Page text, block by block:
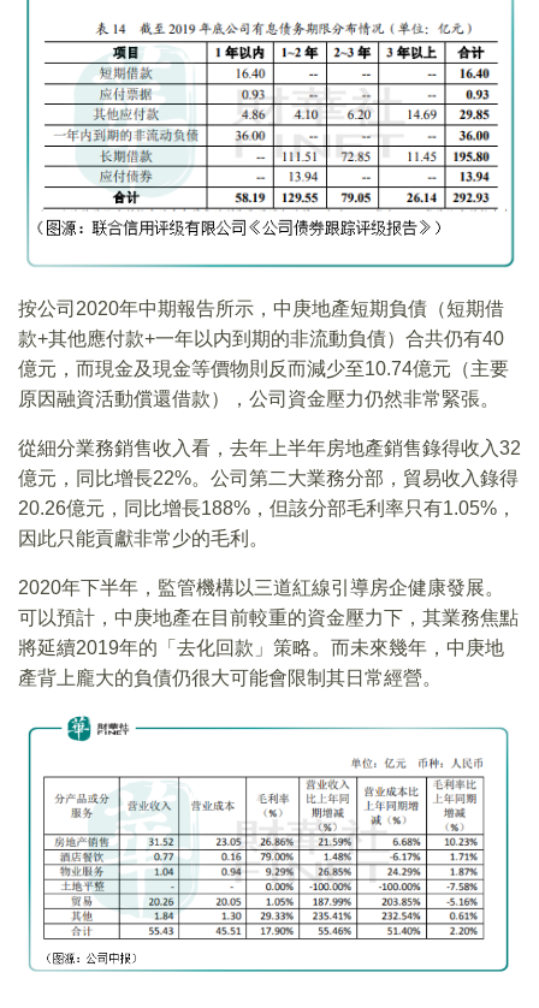
按公司2020年中期報告所示，中庚地產短期負債（短期借
款+其他應付款+一年以内到期的非流動負債）合共仍有40
億元，而現金及現金等價物則反而減少至10.74億元（主要
原因融資活動償還借款），公司資金壓力仍然非常緊張。
從細分業務銷售收入看，去年上半年房地產銷售錄得收入32
億元，同比增長22%。公司第二大業務分部，貿易收入錄得
20.26億元，同比增長188%，但該分部毛利率只有1.05%，
因此只能貢獻非常少的毛利。
2020年下半年，監管機構以三道紅線引導房企健康發展。
可以預計，中庚地產在目前較重的資金壓力下，其業務焦點
將延續2019年的「去化回款」策略。而未來幾年，中庚地
產背上龐大的負債仍很大可能會限制其日常經營。